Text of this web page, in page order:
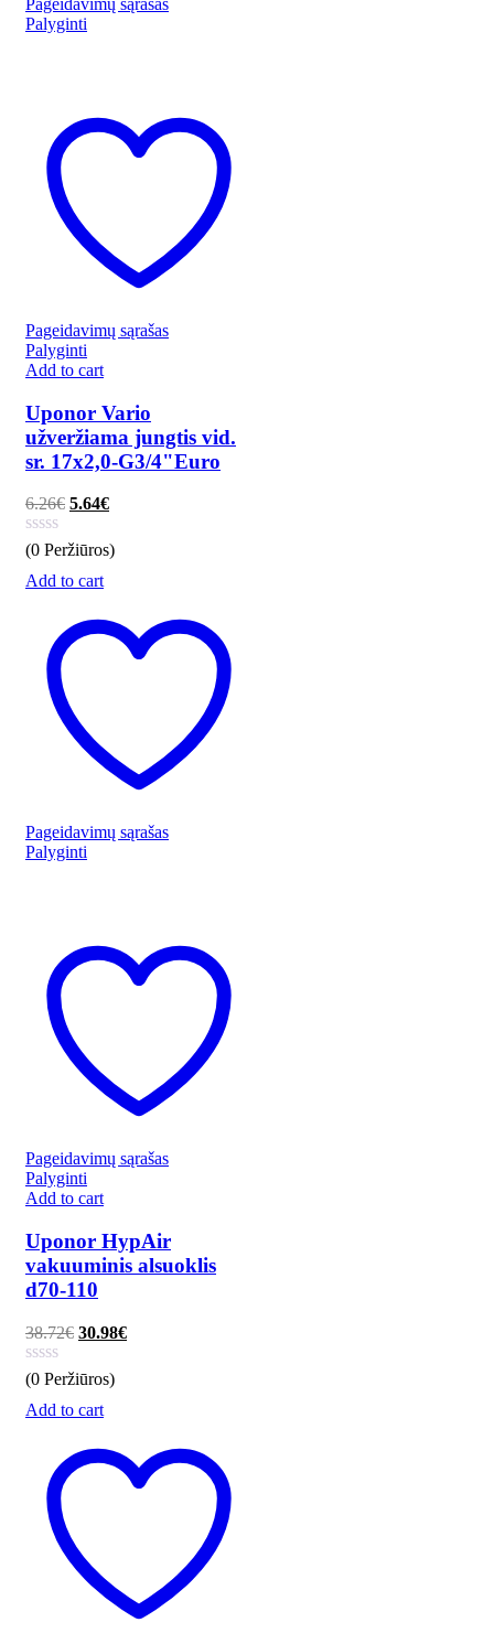
Pageidavimų sąrašas
Palyginti
Pageidavimų sąrašas
Palyginti
Add to cart
Uponor Vario
užveržiama jungtis vid.
sr. 17x2,0-G3/4"Euro
6.26€ 5.64€
(0 Peržiūros)
Add to cart
Pageidavimų sąrašas
Palyginti
Pageidavimų sąrašas
Palyginti
Add to cart
Uponor HypAir
vakuuminis alsuoklis
d70-110
38.72€ 30.98€
(0 Peržiūros)
Add to cart